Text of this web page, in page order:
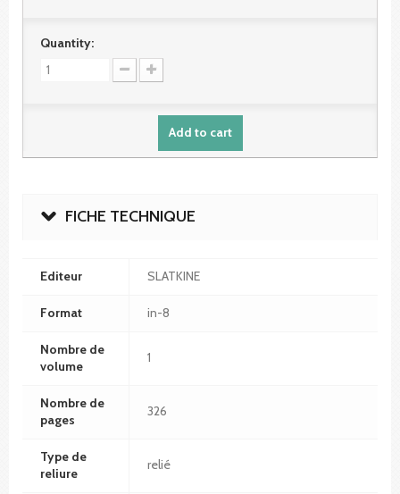
Quantity:
Add to cart
FICHE TECHNIQUE
Editeur SLATKINE
Format in-8
Nombre de
volume
1
Nombre de
pages
326
Type de
reliure
relié